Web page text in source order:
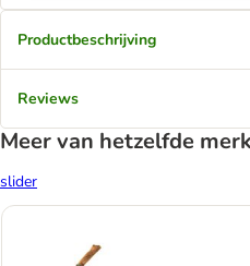
Productbeschrijving
Reviews
Meer van hetzelfde merk
slider